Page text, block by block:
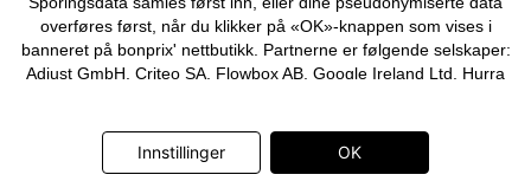
overføres først, når du klikker på «OK»-knappen som vises i
banneret på bonprix' nettbutikk. Partnerne er følgende selskaper:
Adjust GmbH, Criteo SA, Flowbox AB, Google Ireland Ltd, Hurra
Ltd, RTB-House GmbH, Snap Group Ltd, TikTok Information
Technologies UK Ltd. Ytterligere informasjon om
Innstillinger OK